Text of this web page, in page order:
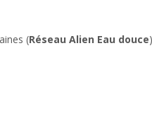
(Réseau Alien Eau douce)